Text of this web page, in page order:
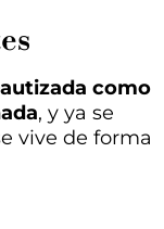
como
, y ya se
vive de forma